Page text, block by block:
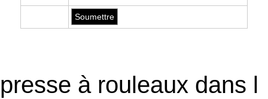
presse à rouleaux dans l